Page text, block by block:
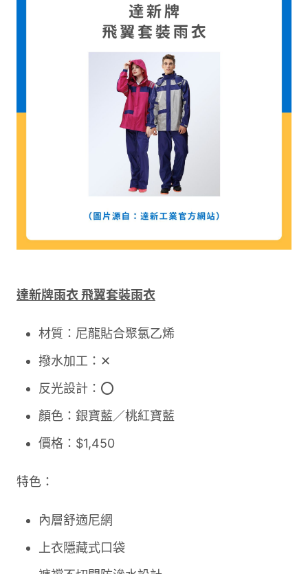
達新牌雨衣 飛翼套裝雨衣
材質：尼龍貼合聚氯乙烯
撥水加工：✕
反光設計：⭕
顏色：銀寶藍／桃紅寶藍
價格：$1,450
特色：
內層舒適尼網
上衣隱藏式口袋